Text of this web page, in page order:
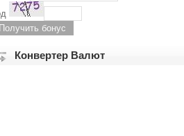
Конвертер Валют